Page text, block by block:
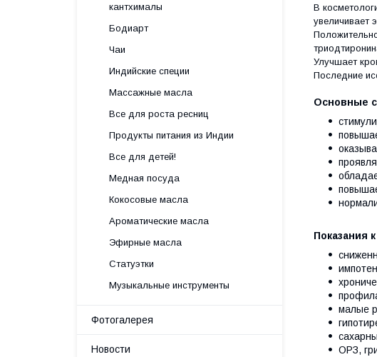
В
увеличивает
Улучшает
Последние
Основные
Показания
малые
ОРЗ,
кантхималы
Бодиарт
Чаи
Индийские специи
Массажные масла
Все для роста ресниц
Продукты питания из Индии
Все для детей!
Медная посуда
Кокосовые масла
Ароматические масла
Эфирные масла
Статуэтки
Музыкальные инструменты
Фотогалерея
Новости